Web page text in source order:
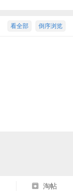
倒序浏览
看全部
淘帖